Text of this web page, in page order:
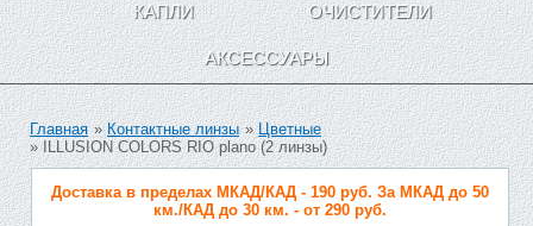
КАПЛИ ОЧИСТИТЕЛИ
АКСЕССУАРЫ
Главная » Контактные линзы »Цветные
» ILLUSION COLORS RIO plano (2 линзы)
Доставка в пределах МКАД/КАД - 190 руб. За МКАД до 50
км./КАД до 30 км. - от 290 руб.